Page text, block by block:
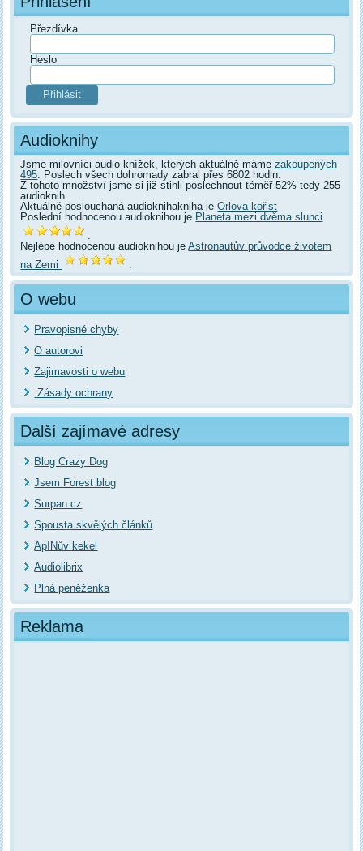
Přezdívka
Heslo
Audioknihy
Jsme milovníci audio knížek, kterých aktuálně mámezakoupených
495. Poslech všech dohromady zabral přes 6802 hodin.
Z tohoto množství jsme si již stihli poslechnout téměř 52% tedy 255
audioknih.
Aktuálně poslouchaná audioknihakniha jeOrlova kořist
Poslední hodnocenou audioknihou je Planeta mezi dvěma slunci
.
Nejlépe hodnocenou audioknihou jeAstronautův průvodce životem
na Zemi
.
O webu
Pravopisné chyby
O autorovi
Zajimavosti o webu
Zásady ochrany
Další zajímavé adresy
Blog Crazy Dog
Jsem Forest blog
Surpan.cz
Spousta skvělých článků
ApINův kekel
Audiolibrix
Plná peněženka
Reklama